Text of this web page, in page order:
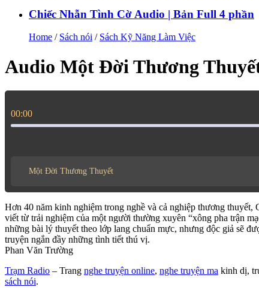
Chiếc Nhẫn Tình Cờ Audio | Bản Full 4 phần
Home / Sách nói / Sách Kỹ Năng Làm Việc
Audio Một Đời Thương
00:00
Một Đời Thương Thuyết
Hơn 40 năm kinh nghiệm trong nghề và cả nghiệp thương
viết từ trải nghiệm của một người thường xuyên “xông pha trận
những bài lý thuyết theo lớp lang chuẩn mực, nhưng độc giả sẽ
truyện ngắn đầy những tình tiết thú vị.
Phan Văn Trường
Trạm Radio – Trang nghe truyện online, nghe truyện ma kinh dị,
sách nói.